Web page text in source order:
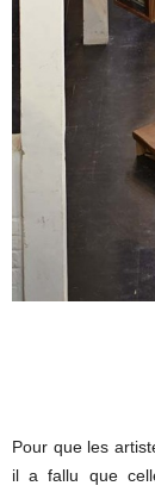
Pour que les
il a fallu que